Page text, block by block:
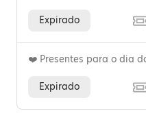
Expirado
❤️ Presentes para o dia
Expirado